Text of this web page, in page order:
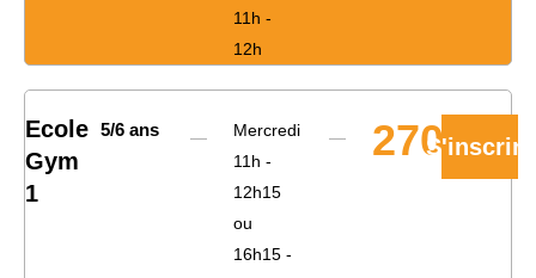
11h -
12h
Ecole
Gym
1
5/6 ans
Mercredi
11h -
12h15
ou
16h15 -
270€S'inscrire